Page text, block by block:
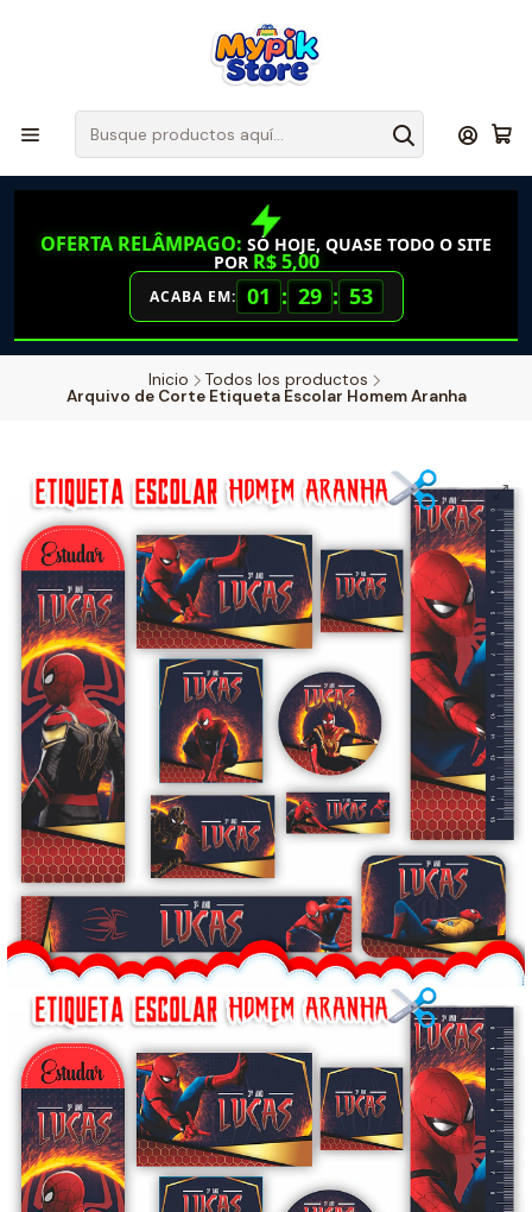
OFERTA RELÂMPAGO: SÓ HOJE, QUASE TODO O SITE
POR R$ 5,00
ACABA EM: 01 : 29 : 52
Inicio
Todos los productos
Arquivo de Corte Etiqueta Escolar Homem Aranha